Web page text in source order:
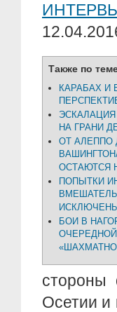
Также по
КАРАБАХ И
НА ГРАНИ
ОТ АЛЕППО
ОСТАЮТСЯ
ПОПЫТКИ
ИСКЛЮЧЕНЫ
БОИ В
стороны
Осетии и